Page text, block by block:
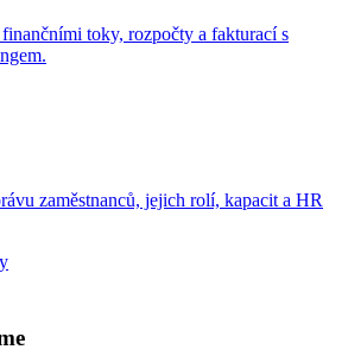
toky, rozpočty a fakturací s
zaměstnanců, jejich rolí, kapacit a HR